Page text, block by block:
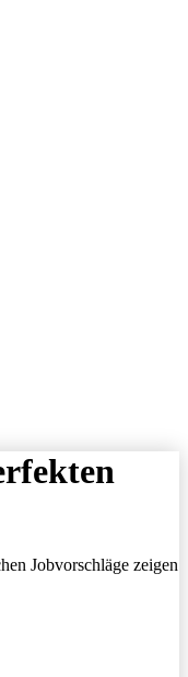
Jobvorschläge zeigen